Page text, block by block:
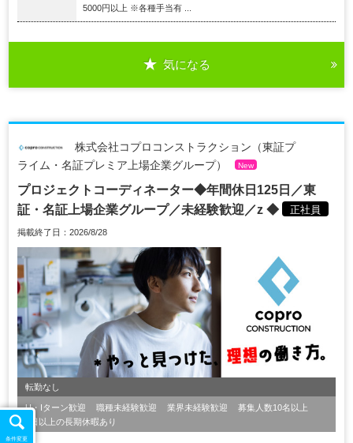
5000円以上 ※各種手当有 ...
気になる
株式会社コプロコンストラクション（東証プ
ライム・名証プレミア上場企業グループ）
New
プロジェクトコーディネーター◆年間休日125日／東
証・名証上場企業グループ／未経験歓迎／z ◆
正社員
掲載終了日：2026/8/28
転勤なし
U・Iターン歓迎 職種未経験歓迎 業界未経験歓迎
募集人数10名以上
7日以上の長期休暇あり
条件変更